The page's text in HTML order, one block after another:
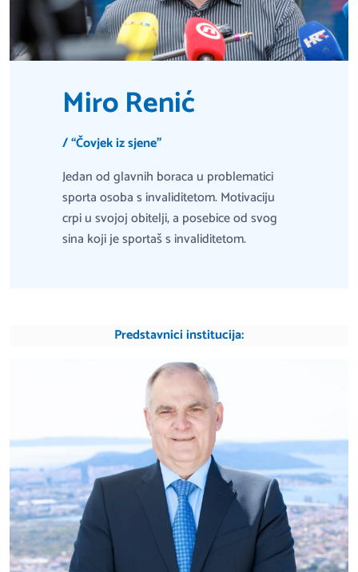
Miro Renić
/ “Čovjek iz sjene”
Jedan od glavnih boraca u problematici
sporta osoba s invaliditetom. Motivaciju
crpi u svojoj obitelji, a posebice od svog
sina koji je sportaš s invaliditetom.
Predstavnici institucija: